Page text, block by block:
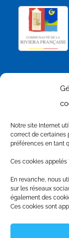
Notre site Internet
correct de certaines
préférences en tant
Ces cookies
En revanche, nous
sur les réseaux
également des
Ces cookies sont
NOS